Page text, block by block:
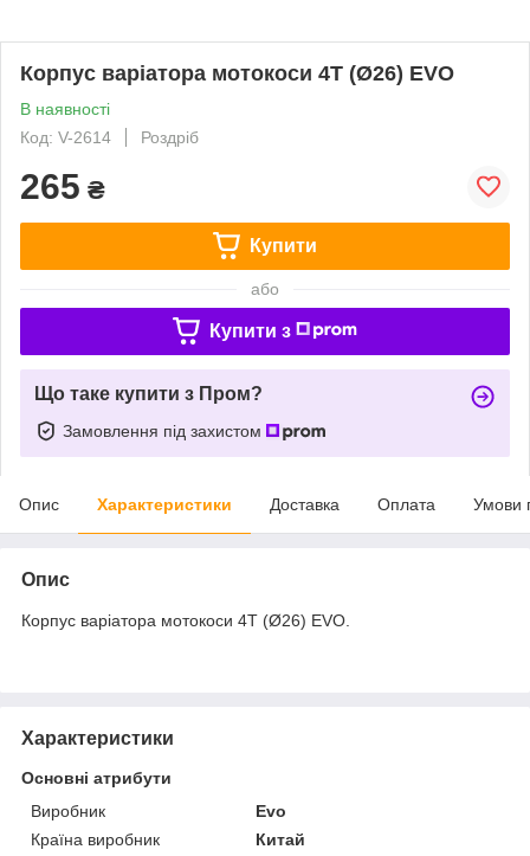
Корпус варіатора мотокоси 4T (Ø26) EVO
В наявності
Код: V-2614
Роздріб
265 ₴
Купити
або
Купити з
Що таке купити з Пром?
Замовлення під захистом
Опис Характеристики Доставка Оплата Умови
Опис
Корпус варіатора мотокоси 4T (Ø26) EVO.
Характеристики
Основні атрибути
Виробник
Evo
Країна виробник
Китай